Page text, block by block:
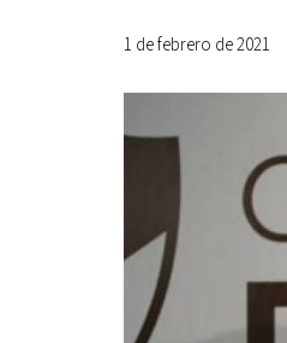
1 de febrero de 2021